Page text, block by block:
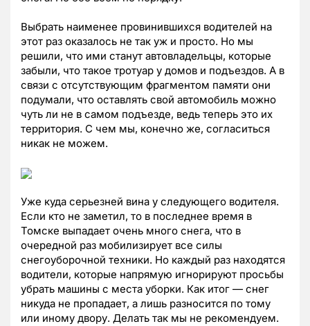
Выбрать наименее провинившихся водителей на
этот раз оказалось не так уж и просто. Но мы
решили, что ими станут автовладельцы, которые
забыли, что такое тротуар у домов и подъездов. А в
связи с отсутствующим фрагментом памяти они
подумали, что оставлять свой автомобиль можно
чуть ли не в самом подъезде, ведь теперь это их
территория. С чем мы, конечно же, согласиться
никак не можем.
Уже куда серьезней вина у следующего водителя.
Если кто не заметил, то в последнее время в
Томске выпадает очень много снега, что в
очередной раз мобилизирует все силы
снегоуборочной техники. Но каждый раз находятся
водители, которые напрямую игнорируют просьбы
убрать машины с места уборки. Как итог — снег
никуда не пропадает, а лишь разносится по тому
или иному двору. Делать так мы не рекомендуем.